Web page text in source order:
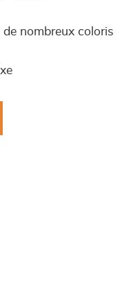
nombreux coloris